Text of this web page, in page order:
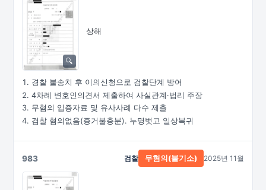
상해
경찰 불송치 후 이의신청으로 검찰단계 방어
4차례 변호인의견서 제출하여 사실관계·법리 주장
무혐의 입증자료 및 유사사례 다수 제출
검찰 혐의없음(증거불충분). 누명벗고 일상복귀
983 검찰 무혐의(불기소) 2025년 11월